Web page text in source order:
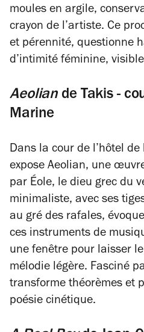
moules en argile,
crayon de l’artiste. Ce
et pérennité, questionne
d’intimité féminine,
Aeoliande Takis -
Marine
Dans la cour de l’hôtel
expose Aeolian, une
par Éole, le dieu grec du
minimaliste, avec ses
au gré des rafales,
ces instruments de
une fenêtre pour laisser
mélodie légère. Fasciné
transforme théorèmes et
poésie cinétique.